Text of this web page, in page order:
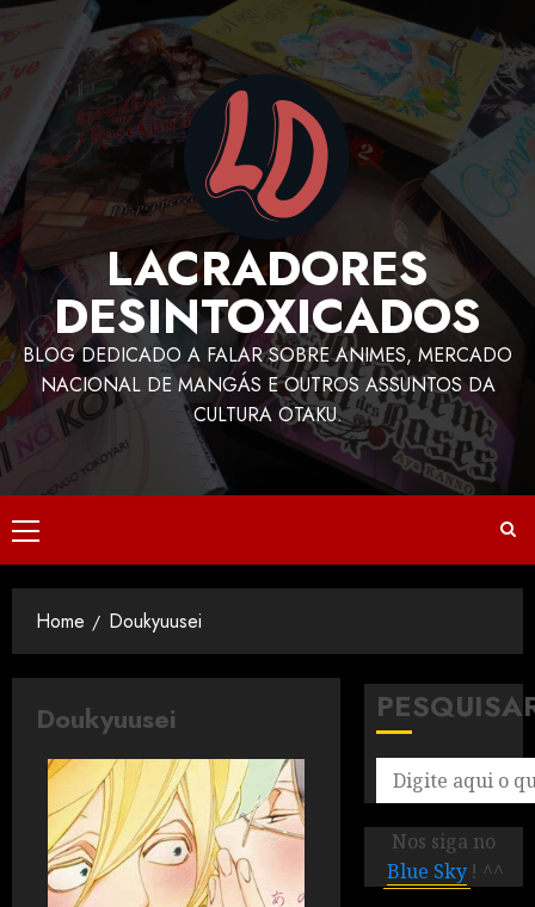
LACRADORES
DESINTOXICADOS
BLOG DEDICADO A FALAR SOBRE ANIMES, MERCADO
NACIONAL DE MANGÁS E OUTROS ASSUNTOS DA
CULTURA OTAKU.
Home Doukyuusei
Doukyuusei
Nos siga no
Blue Sky ! ^^